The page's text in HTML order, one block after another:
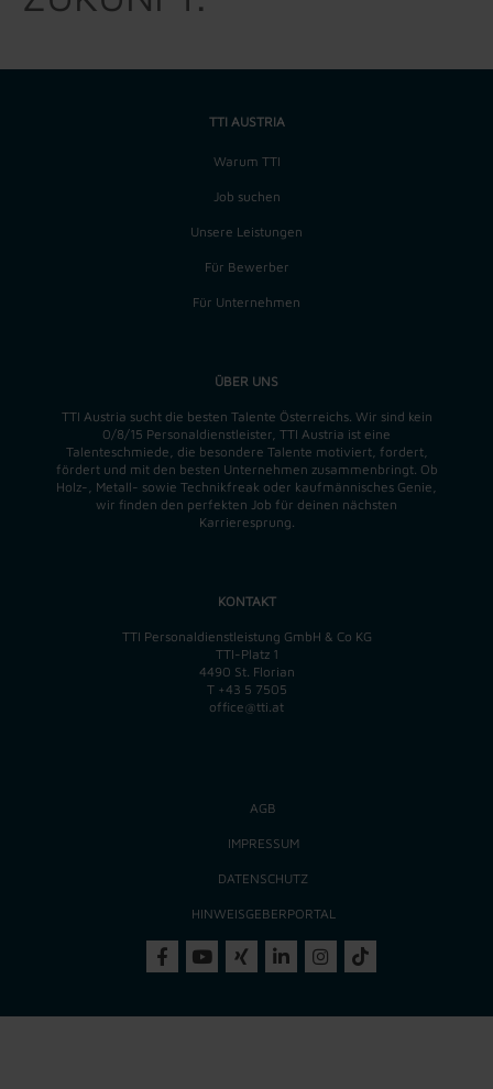
TTI AUSTRIA
Warum TTI
Job suchen
Unsere Leistungen
Für Bewerber
Für Unternehmen
ÜBER UNS
TTI Austria sucht die besten Talente Österreichs. Wir sind kein
0/8/15 Personaldienstleister, TTI Austria ist eine
Talenteschmiede, die besondere Talente motiviert, fordert,
fördert und mit den besten Unternehmen zusammenbringt. Ob
Holz-, Metall- sowie Technikfreak oder kaufmännisches Genie,
wir finden den perfekten Job für deinen nächsten
Karrieresprung.
KONTAKT
TTI Personaldienstleistung GmbH & Co KG
TTI-Platz 1
4490 St. Florian
T +43 5 7505
office@tti.at
AGB
IMPRESSUM
DATENSCHUTZ
HINWEISGEBERPORTAL